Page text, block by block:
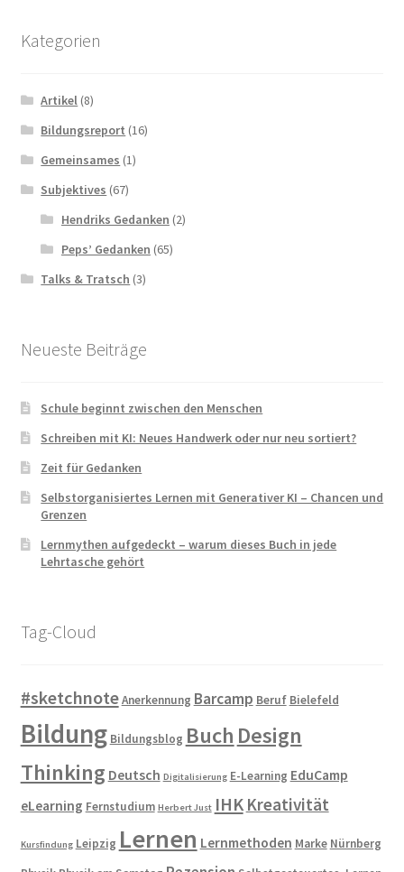
Kategorien
Artikel (8)
Bildungsreport (16)
Gemeinsames (1)
Subjektives (67)
Hendriks Gedanken (2)
Peps’ Gedanken (65)
Talks & Tratsch (3)
Neueste Beiträge
Schule beginnt zwischen den Menschen
Schreiben mit KI: Neues Handwerk oder nur neu sortiert?
Zeit für Gedanken
Selbstorganisiertes Lernen mit Generativer KI – Chancen und
Grenzen
Lernmythen aufgedeckt – warum dieses Buch in jede
Lehrtasche gehört
Tag-Cloud
#sketchnoteAnerkennung Barcamp Beruf Bielefeld
Bildung Bildungsblog Buch Design
Thinking Deutsch Digitalisierung E-Learning EduCamp
eLearning Fernstudium Herbert Just IHK Kreativität
Kursfindung Leipzig Lernen Lernmethoden Marke Nürnberg